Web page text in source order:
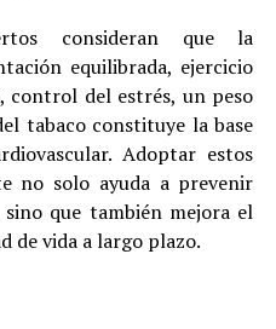
consideran que la
equilibrada, ejercicio
control del estrés, un peso
tabaco constituye la base
Adoptar estos
no solo ayuda a prevenir
que también mejora el
de vida a largo plazo.